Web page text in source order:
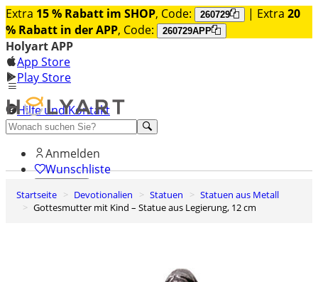
Extra 15 % Rabatt im SHOP, Code: 260729 | Extra 20
% Rabatt in der APP, Code: 260729APP
Holyart APP
App Store
Play Store
Hilfe und Kontakt
Entdecken Sie Premium
Anmelden
Wunschliste
0
Warenkorb
Startseite Devotionalien Statuen
Statuen aus Metall
Gottesmutter mit Kind – Statue aus Legierung, 12 cm